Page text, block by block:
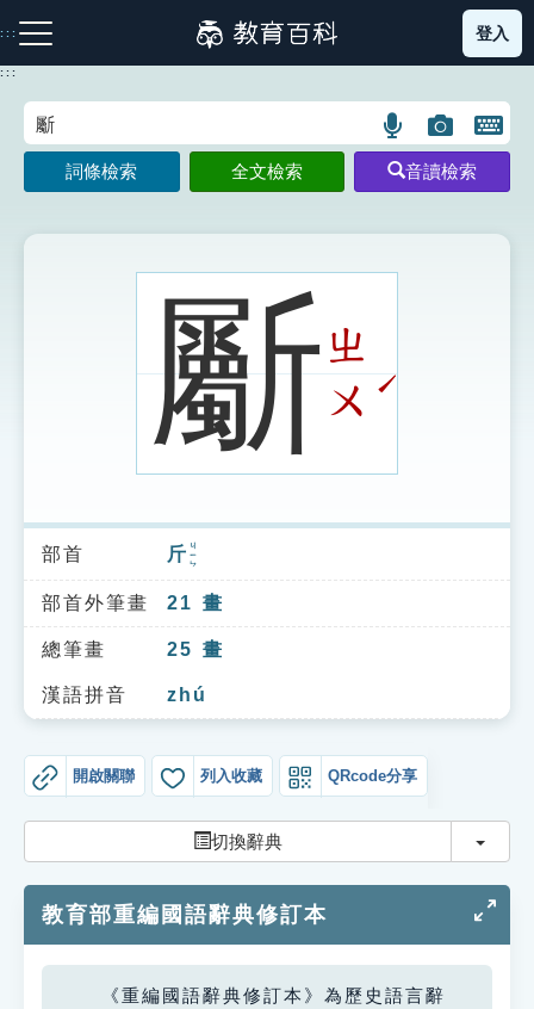
到
主
:::
注音索引圖示 筆畫索引圖示 部首索引表圖示
索引選單
知識索引
單字索引
生命大百科索引
遊戲專區
教學應用
貓頭鷹博士
登入
:::
語
言
搜
示
圖
片
搜
開
鍵
圖
詞條檢索 全文檢索 音讀檢索
斸ㄓ
ㄨˊ
部首 斤 ㄐㄧㄣ
部首外筆畫 21 畫
總筆畫 25 畫
漢語拼音 zhú
開啟關聯 列入收藏 QRcode分享
切換辭典 切換
教育部重編國語辭典修訂本
《重編國語辭典修訂本》為歷史語言辭